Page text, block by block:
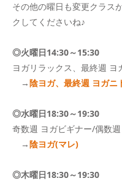
その他の曜日も変更クラス
クしてくださいね♪
◎火曜日14:30～15:30
ヨガリラックス、最終週
→陰ヨガ、 最終週 ヨガニ
◎水曜日18:30～19:30
奇数週 ヨガビギナー/偶数
→陰ヨガ(マレ)
◎木曜日18:30～19:30